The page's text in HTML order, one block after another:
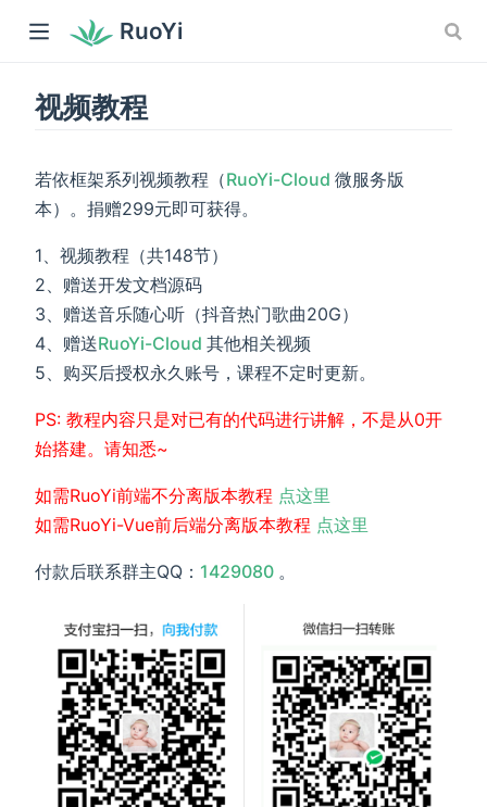
RuoYi
视频教程
若依框架系列视频教程（RuoYi-Cloud (opens new
微服务版
本）。捐赠299元即可获得。
1、视频教程（共148节）
2、赠送开发文档源码
3、赠送音乐随心听（抖音热门歌曲20G）
4、赠送RuoYi-Cloud (opens new window)
其他相关视频
5、购买后授权永久账号，课程不定时更新。
PS: 教程内容只是对已有的代码进行讲解，不是从0开
始搭建。请知悉~
如需RuoYi前端不分离版本教程 点这里
如需RuoYi-Vue前后端分离版本教程 点这里
付款后联系群主QQ： 1429080 (opens new window)
。